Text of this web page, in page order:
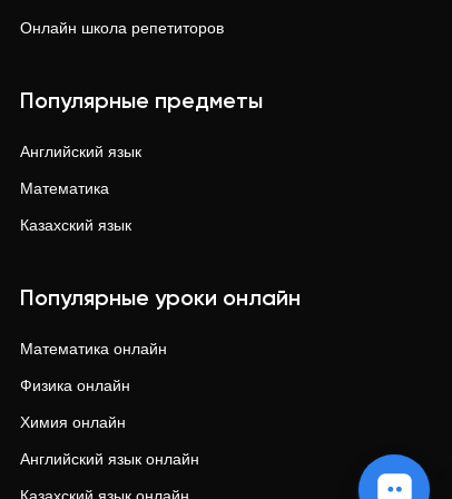
Онлайн школа репетиторов
Популярные предметы
Английский язык
Математика
Казахский язык
Популярные уроки онлайн
Математика онлайн
Физика онлайн
Химия онлайн
Английский язык онлайн